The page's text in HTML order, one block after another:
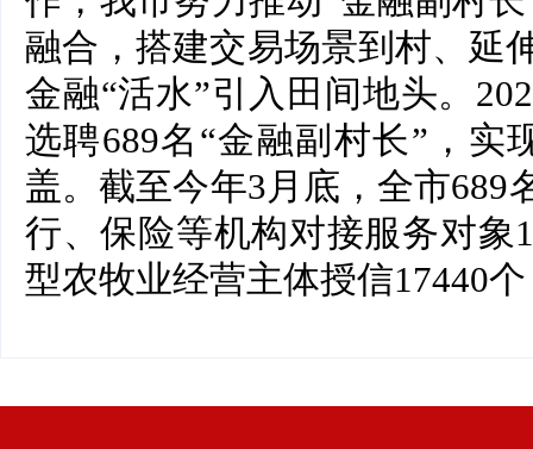
融合，搭建交易场景到村、延
金融“活水”引入田间地头。
选聘689名“金融副村长”，实
盖。截至今年3月底，全市689
行、保险等机构对接服务对象
型农牧业经营主体授信17440